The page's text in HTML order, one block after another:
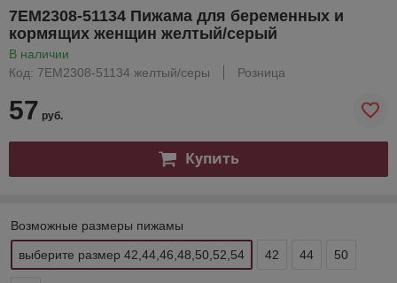
7ЕМ2308-51134 Пижама для беременных и
кормящих женщин желтый/серый
В наличии
Код: 7ЕМ2308-51134 желтый/серы
Розница
57 руб.
Купить
Возможные размеры пижамы
выберите размер 42,44,46,48,50,52,54 42 44 50